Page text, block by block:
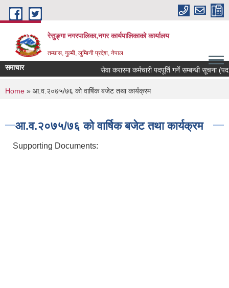
Skip to main content
रेसुङ्गा नगरपालिका,नगर कार्यपालिकाको कार्यालय
तम्घास, गुल्मी, लुम्बिनी प्रदेश, नेपाल
समाचार सेवा करारमा कर्मचारी पदपूर्ति गर्ने सम्बन्धी सूचना (पदः
You are here
Home » आ.व.२०७५/७६ को वार्षिक बजेट तथा कार्यक्रम
आ.व.२०७५/७६ को वार्षिक बजेट तथा कार्यक्रम
Supporting Documents: